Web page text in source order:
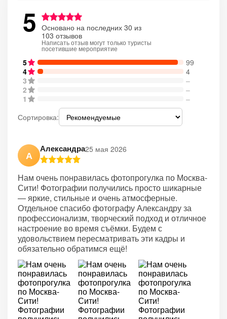
5 Основано на последних 30 из
103 отзывов
Написать отзыв могут только туристы
посетившие мероприятие
5
99
4
4
3
–
2
–
1
–
Сортировка:
А
Александра25 мая 2026
Нам очень понравилась фотопрогулка по Москва-
Сити! Фотографии получились просто шикарные
— яркие, стильные и очень атмосферные.
Отдельное спасибо фотографу Александру за
профессионализм, творческий подход и отличное
настроение во время съёмки. Будем с
удовольствием пересматривать эти кадры и
обязательно обратимся ещё!